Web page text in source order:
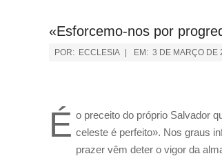
«Esforcemo-nos por
POR: ECCLESIA EM: 3 DE MARÇO DE
É o preceito do próprio Salvador
celeste é perfeito». Nos graus
prazer vêm deter o vigor da